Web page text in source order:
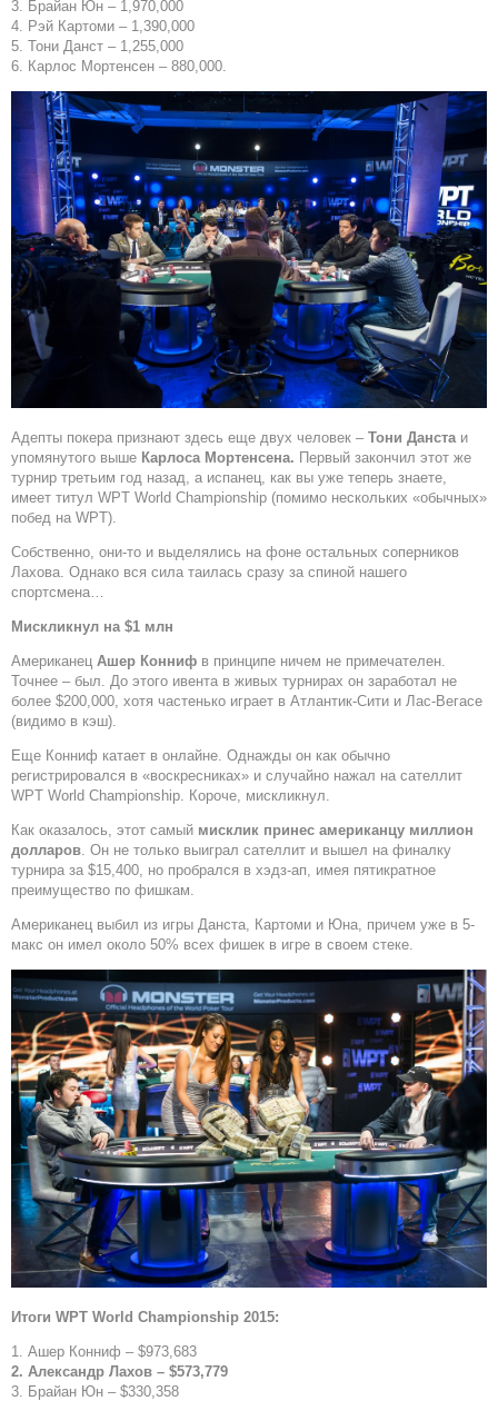
3. Брайан Юн – 1,970,000
4. Рэй Картоми – 1,390,000
5. Тони Данст – 1,255,000
6. Карлос Мортенсен – 880,000.
Адепты покера признают здесь еще двух человек – Тони Данстаи
упомянутого выше Карлоса Мортенсена. Первый закончил этот же
турнир третьим год назад, а испанец, как вы уже теперь знаете,
имеет титул WPT World Championship (помимо нескольких «обычных»
побед на WPT).
Собственно, они-то и выделялись на фоне остальных соперников
Лахова. Однако вся сила таилась сразу за спиной нашего
спортсмена…
Мискликнул на $1 млн
Американец Ашер Конниф в принципе ничем не примечателен.
Точнее – был. До этого ивента в живых турнирах он заработал не
более $200,000, хотя частенько играет в Атлантик-Сити и Лас-Вегасе
(видимо в кэш).
Еще Конниф катает в онлайне. Однажды он как обычно
регистрировался в «воскресниках» и случайно нажал на сателлит
WPT World Championship. Короче, мискликнул.
Как оказалось, этот самый мисклик принес американцу миллион
долларов. Он не только выиграл сателлит и вышел на финалку
турнира за $15,400, но пробрался в хэдз-ап, имея пятикратное
преимущество по фишкам.
Американец выбил из игры Данста, Картоми и Юна, причем уже в 5-
макс он имел около 50% всех фишек в игре в своем стеке.
Итоги WPT World Championship 2015:
1. Ашер Конниф – $973,683
2. Александр Лахов – $573,779
3. Брайан Юн – $330,358